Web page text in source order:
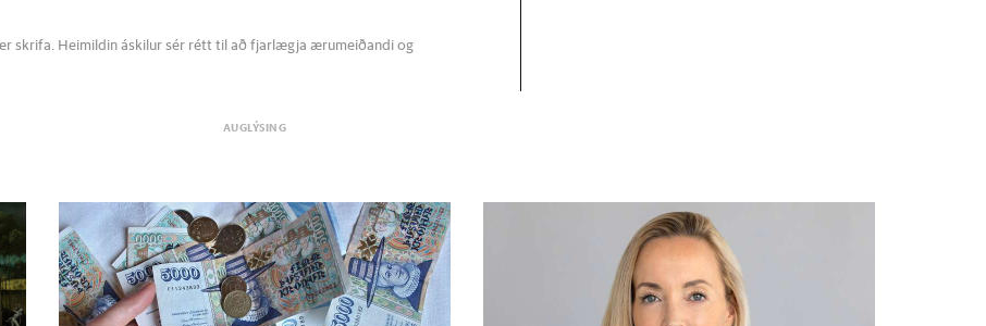
skrifa. Heimildin áskilur sér rétt til að fjarlægja ærumeiðandi og